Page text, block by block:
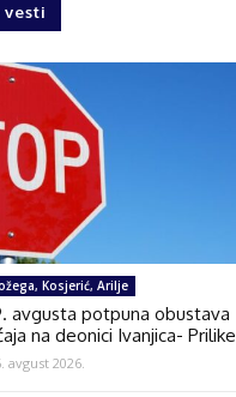
vesti
Kosjerić, Arilje
avgusta potpuna obustava
na deonici Ivanjica- Prilike
avgust 2026.